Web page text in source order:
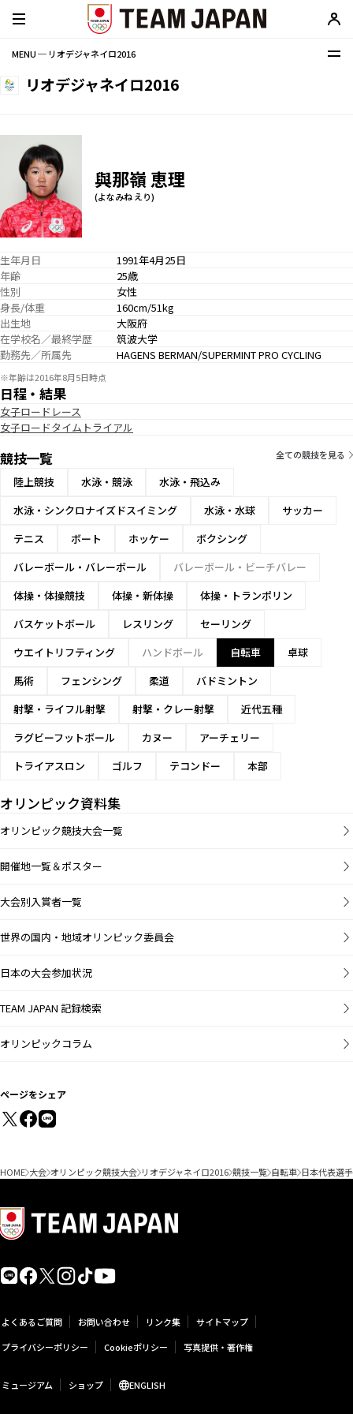
MENU ─ リオデジャネイロ2016
リオデジャネイロ2016
與那嶺 恵理
(よなみね えり)
生年月日
1991年4月25日
年齢
25歳
性別
女性
身長/体重
160cm/51kg
出生地
大阪府
在学校名／最終学歴
筑波大学
勤務先／所属先
HAGENS BERMAN/SUPERMINT PRO CYCLING
※年齢は2016年8月5日時点
日程・結果
女子ロードレース
女子ロードタイムトライアル
競技一覧 全ての競技を見る
陸上競技 水泳・競泳
水泳・飛込み
水泳・シンクロナイズドスイミング
水泳・水球
サッカー
テニス
ボート ホッケー
ボクシング
バレーボール・バレーボール
バレーボール・ビーチバレー
体操・体操競技
体操・新体操
体操・トランポリン
バスケットボール
レスリング
セーリング
ウエイトリフティング
ハンドボール 自転車
卓球
馬術
フェンシング 柔道
バドミントン
射撃・ライフル射撃
射撃・クレー射撃
近代五種
ラグビーフットボール
カヌー
アーチェリー
トライアスロン
ゴルフ テコンドー 本部
オリンピック資料集
オリンピック競技大会一覧
開催地一覧＆ポスター
大会別入賞者一覧
世界の国内・地域オリンピック委員会
日本の大会参加状況
TEAM JAPAN 記録検索
オリンピックコラム
ページをシェア
HOME 大会 オリンピック競技大会 リオデジャネイロ2016 競技一覧 自転車 日本代表選
よくあるご質問 お問い合わせ リンク集
サイトマップ
プライバシーポリシー
Cookieポリシー 写真提供・著作権
ミュージアム ショップ ENGLISH